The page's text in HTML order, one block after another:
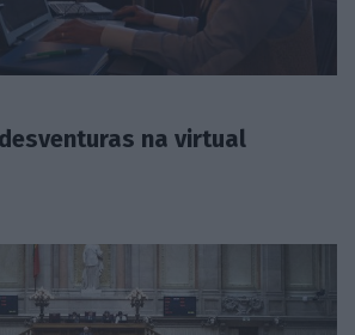
na virtual